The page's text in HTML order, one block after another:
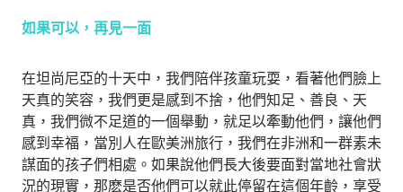
如果可以，再見一面
在坦尚尼亞的十天中，我們陪伴孩童玩耍，看著他們臉上
天真的笑容，我們更是感到不捨，他們知足、善良、天
真，我們微不足道的一個舉動，就足以牽動他們，讓他們
感到幸福，當別人在歐美洲旅行，我們在非洲和一群素未
謀面的孩子們相處。如果說他們長大後要面對當地社會狀
況的現實，那麽是否他們可以就此停留在這個年齡，享受